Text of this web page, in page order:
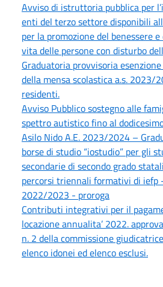
Avviso di istruttoria pubblica per
enti del terzo settore disponibili
per la promozione del benessere
vita delle persone con disturbo
Graduatoria provvisoria
della mensa scolastica a.s. 2023/
residenti.
Avviso Pubblico sostegno alle
spettro autistico fino al
Asilo Nido A.E. 2023/2024 –
borse di studio “iostudio” per gli
secondarie di secondo grado
percorsi triennali formativi di iefp
2022/2023 - proroga
Contributi integrativi per il
locazione annualita’ 2022.
n. 2 della commissione
elenco idonei ed elenco esclusi.